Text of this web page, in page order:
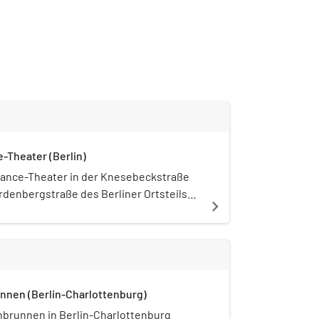
Theater (Berlin)
Theater in der Knesebeckstraße
des Berliner Ortsteils
ist das einzige vollständig erhaltene
Der Architekt war Oskar Kaufmann.
navigate_next
(Berlin-Charlottenburg)
in Berlin-Charlottenburg